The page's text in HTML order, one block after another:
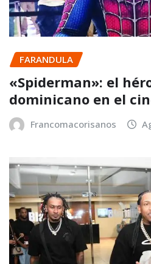
FARANDULA
«Spiderman»: el
dominicano en el
Francomacorisanos